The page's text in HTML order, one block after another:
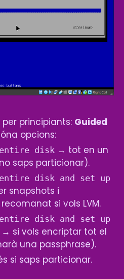
per principiants: Guided
opcions:
entire disk → tot en un
saps particionar).
entire disk and set up
snapshots i
si vols LVM.
entire disk and set up
→ si vols encriptar tot el
una passphrase).
si saps particionar.